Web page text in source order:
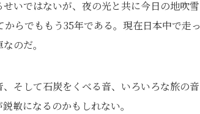
いではないが、夜の光と共に今日の地吹雪
らでももう35年である。現在日本中で走っ
のだ。
そして石炭をくべる音、いろいろな旅の音
敏になるのかもしれない。